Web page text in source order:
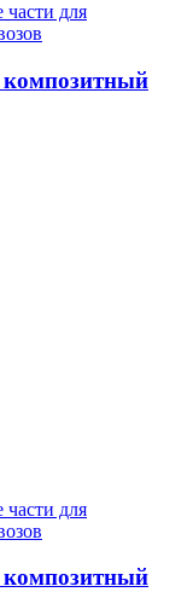
части для
части для